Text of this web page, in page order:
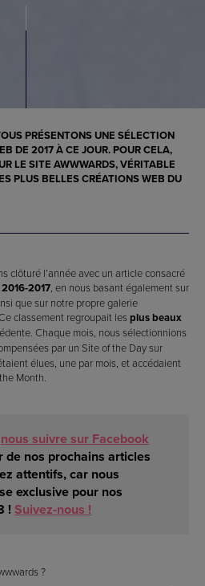
PRÉSENTONS UNE SÉLECTION
DE 2017À CE JOUR. POUR CELA,
LE SITE AWWWARDS, VÉRITABLE
PLUS BELLES CRÉATIONS WEB DU
clôturé l’année avec un article consacré
2017, en nous basant également sur
que sur notre propre galerie
classement regroupait les plus beaux
Chaque mois, nous sélectionnions
par un Site of the Day sur
élues, une par mois, et accédaient
Month.
nous suivre sur Facebook
de nos prochains articles
attentifs, car nous
exclusive pour nos
!Suivez-nous !
?